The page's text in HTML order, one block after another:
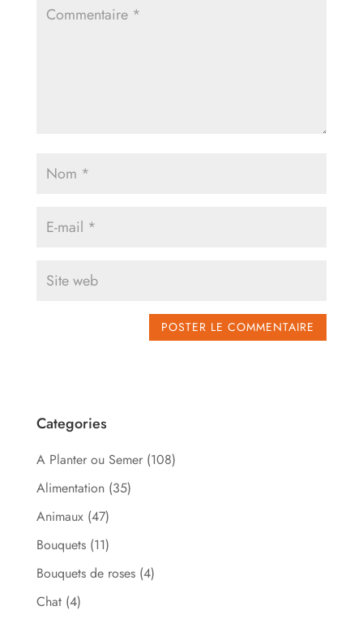
Categories
A Planter ou Semer (108)
Alimentation (35)
Animaux (47)
Bouquets (11)
Bouquets de roses (4)
Chat (4)